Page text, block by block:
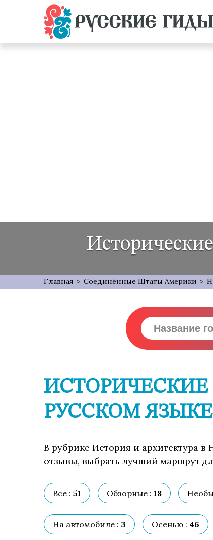
Главная > Соединённые Штаты Америки >
РУССКОМ ЯЗЫКЕ
В рубрике История и архитектура
отзывы, выбрать лучший маршрут
Все : 51 Обзорные : 18
На автомобиле : 3 Осенью : 46